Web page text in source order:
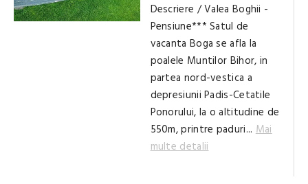
Descriere / Valea Boghii -
Pensiune*** Satul de
vacanta Boga se afla la
poalele Muntilor Bihor, in
partea nord-vestica a
depresiunii Padis-Cetatile
Ponorului, la o altitudine de
550m, printre paduri... Mai
multe detalii